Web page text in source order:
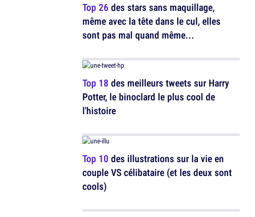
Top 26 des stars sans maquillage,
même avec la tête dans le cul, elles
sont pas mal quand même...
Top 18 des meilleurs tweets sur Harry
Potter, le binoclard le plus cool de
l'histoire
Top 10 des illustrations sur la vie en
couple VS célibataire (et les deux sont
cools)